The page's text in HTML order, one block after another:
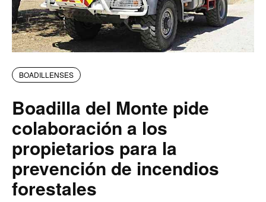
BOADILLENSES
Boadilla del Monte pide
colaboración a los
propietarios para la
prevención de incendios
forestales